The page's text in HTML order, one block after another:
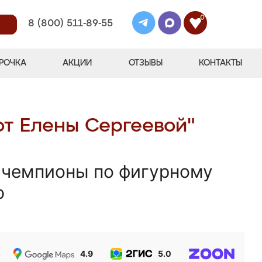
8 (800) 511-89-55
0
АКЦИИ ОТЗЫВЫ КОНТАКТЫ
Елены Сергеевой"
по фигурному
4.9 5.0